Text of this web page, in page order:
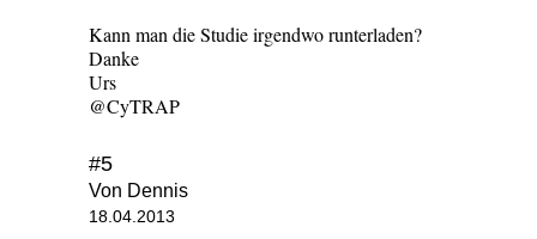
Kann man die Studie irgendwo runterladen?
Danke
Urs
@CyTRAP
#5
Von Dennis
18.04.2013